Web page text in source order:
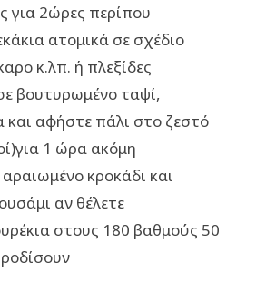
για 2ώρες περίπου
ατομικά σε σχέδιο
κ.λπ. ή πλεξίδες
βουτυρωμένο ταψί,
αφήστε πάλι στο ζεστό
1 ώρα ακόμη
κροκάδι και
αν θέλετε
στους 180 βαθμούς 50